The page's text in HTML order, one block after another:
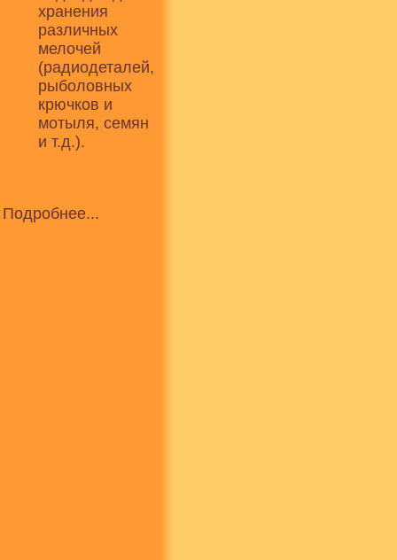
хранения
различных
мелочей
(радиодеталей,
рыболовных
крючков и
мотыля, семян
и т.д.).
Подробнее...